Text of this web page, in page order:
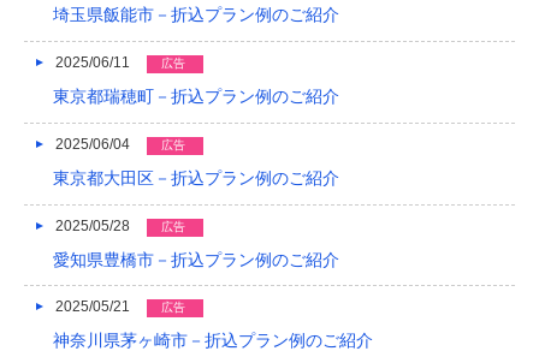
2016/05
2016/04
2016/03
2016/02
2016/01
埼玉県飯能市－折込プラン例のご紹介
2025/06/11 広告
東京都瑞穂町－折込プラン例のご紹介
2025/06/04 広告
東京都大田区－折込プラン例のご紹介
2025/05/28 広告
愛知県豊橋市－折込プラン例のご紹介
2025/05/21 広告
神奈川県茅ヶ崎市－折込プラン例のご紹介